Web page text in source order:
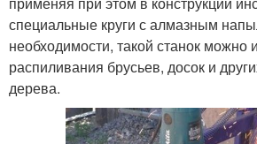
специальные круги с алмазным
необходимости, такой станок можно
распиливания брусьев, досок и
дерева.